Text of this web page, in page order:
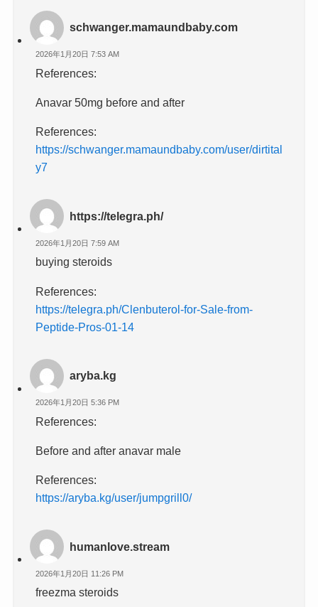
schwanger.mamaundbaby.com
2026年1月20日 7:53 AM
References:
Anavar 50mg before and after
References:
https://schwanger.mamaundbaby.com/user/dirtital
y7
https://telegra.ph/
2026年1月20日 7:59 AM
buying steroids
References:
https://telegra.ph/Clenbuterol-for-Sale-from-
Peptide-Pros-01-14
aryba.kg
2026年1月20日 5:36 PM
References:
Before and after anavar male
References:
https://aryba.kg/user/jumpgrill0/
humanlove.stream
2026年1月20日 11:26 PM
freezma steroids